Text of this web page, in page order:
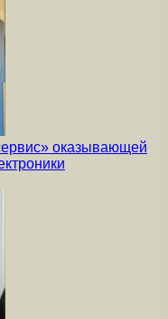
оказывающей